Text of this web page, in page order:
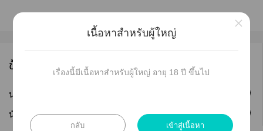
ข้อมูลนักเขียน
นามปากกา :
นักเขียน :Parrim ติดตาม
เนื้อหาสำหรับผู้ใหญ่
เรื่องนี้มีเนื้อหาสำหรับผู้ใหญ่ อายุ 18 ปี ขึ้นไป
กลับ เข้าสู่เนื้อหา
×